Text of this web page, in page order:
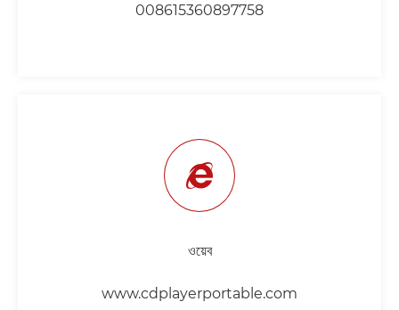
008615360897758
ওয়েব
www.cdplayerportable.com